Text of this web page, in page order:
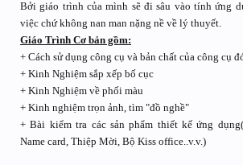
Bởi giáo trình của mình sẽ đi sâu vào tính ứng
việc chứ không nan man nặng nề về lý thuyết.
Giáo Trình Cơ bản gồm:
+ Cách sử dụng công cụ và bản chất của công cụ
+ Kinh Nghiệm sắp xếp bố cục
+ Kinh Nghiệm về phối màu
+ Kinh nghiệm trọn ảnh, tìm "đồ nghề"
+ Bài kiểm tra các sản phẩm thiết kế ứng
Name card, Thiệp Mời, Bộ Kiss office..v.v.)